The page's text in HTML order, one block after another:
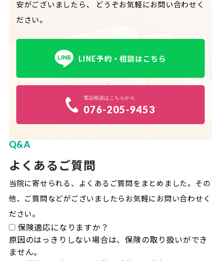
安がございましたら、
どうぞお気軽にお問い合わせく
ださい。
LINE予約・相談はこちら
電話相談はこちらから
076-205-9453
Q&A
よくあるご質問
当院に寄せられる、よくあるご質問をまとめました。 その
他、ご質問などがございましたらお気軽にお問い合わせく
ださい。
保険適応になりますか？
原因のはっきりしない場合は、保険の取り扱いができ
ません。